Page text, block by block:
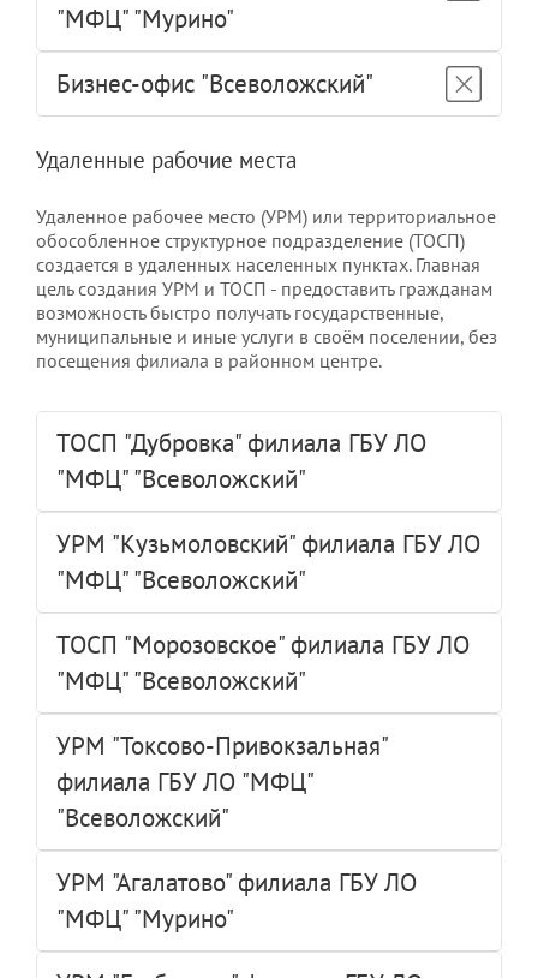
"МФЦ" "Мурино"
Бизнес-офис "Всеволожский"
Удаленные рабочие места
Удаленное рабочее место (УРМ) или территориальное
обособленное структурное подразделение (ТОСП)
создается в удаленных населенных пунктах. Главная
цель создания УРМ и ТОСП - предоставить гражданам
возможность быстро получать государственные,
муниципальные и иные услуги в своём поселении, без
посещения филиала в районном центре.
ТОСП "Дубровка" филиала ГБУ ЛО
"МФЦ" "Всеволожский"
УРМ "Кузьмоловский" филиала ГБУ ЛО
"МФЦ" "Всеволожский"
ТОСП "Морозовское" филиала ГБУ ЛО
"МФЦ" "Всеволожский"
УРМ "Токсово-Привокзальная"
филиала ГБУ ЛО "МФЦ"
"Всеволожский"
УРМ "Агалатово" филиала ГБУ ЛО
"МФЦ" "Мурино"